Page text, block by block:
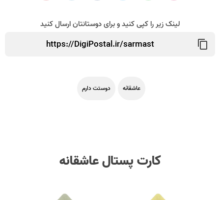
لینک زیر را کپی کنید و برای دوستانتان ارسال کنید
عاشقانه دوستت دارم
کارت پستال عاشقانه